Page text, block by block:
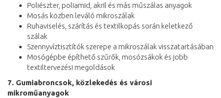
Poliészter, poliamid, akril és más műszálas anyagok
Mosás közben leváló mikroszálak
Ruhaviselés, szárítás és textilkopás során keletkező
szálak
Szennyvíztisztítók szerepe a mikroszálak visszatartásában
Mosógépbe építhető szűrők, mosózsákok és jobb
textiltervezési megoldások
7. Gumiabroncsok, közlekedés és városi
mikroműanyagok